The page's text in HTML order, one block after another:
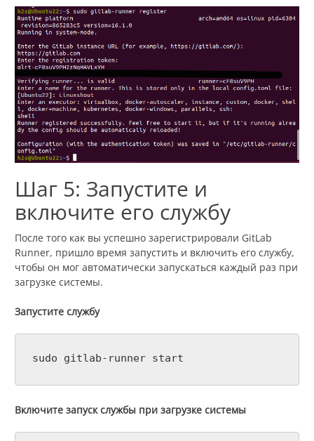
Шаг 5: Запустите и
включите его службу
После того как вы успешно зарегистрировали GitLab
Runner, пришло время запустить и включить его службу,
чтобы он мог автоматически запускаться каждый раз при
загрузке системы.
Запустите службу
sudo gitlab-runner start
Включите запуск службы при загрузке системы